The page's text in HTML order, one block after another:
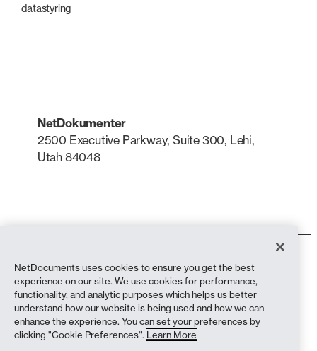
datastyring
NetDokumenter
2500 Executive Parkway, Suite 300, Lehi,
Utah 84048
Personvernerklæring
Personvernerklæring (innbyggere i California)
Anti-slaveri-erklæring
Informasjonskapsler
Samsvar
NetDocuments uses cookies to ensure you get the best
experience on our site. We use cookies for performance,
functionality, and analytic purposes which helps us better
understand how our website is being used and how we can
enhance the experience. You can set your preferences by
clicking "Cookie Preferences". Learn More